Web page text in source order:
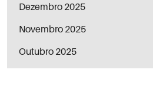
Dezembro 2025
Novembro 2025
Outubro 2025